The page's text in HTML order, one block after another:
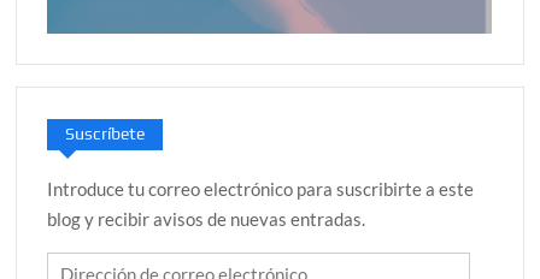
Suscríbete
Introduce tu correo electrónico para suscribirte a este
blog y recibir avisos de nuevas entradas.
Dirección